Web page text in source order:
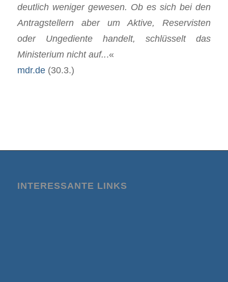
deutlich weniger gewesen. Ob es sich bei den
Antragstellern aber um Aktive, Reservisten
oder Ungediente handelt, schlüsselt das
Ministerium nicht auf...«
mdr.de(30.3.)
INTERESSANTE LINKS